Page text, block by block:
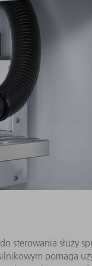
sterowania